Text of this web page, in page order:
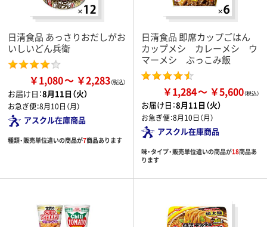
日清食品 あっさりおだしがお
いしいどん兵衛
￥1,080 ￥2,283
お届け日：8月11日（火）
お急ぎ便：8月10日（月）
アスクル在庫商品
種類・販売単位違いの商品が7商品あります
日清食品 即席カップごはん
カップメシ カレーメシ ウ
マーメシ ぶっこみ飯
￥1,284 ￥5,600
お届け日：8月11日（火）
お急ぎ便：8月10日（月）
アスクル在庫商品
味・タイプ・販売単位違いの商品が18商品あ
ります